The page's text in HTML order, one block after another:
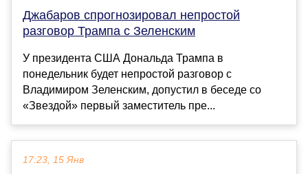
Джабаров спрогнозировал непростой
разговор Трампа с Зеленским
У президента США Дональда Трампа в
понедельник будет непростой разговор с
Владимиром Зеленским, допустил в беседе со
«Звездой» первый заместитель пре...
17:23, 15 Янв